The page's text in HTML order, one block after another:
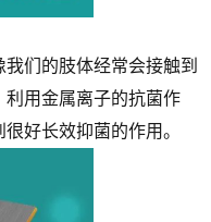
们的肢体经常会接触到
用金属离子的抗菌作
好长效抑菌的作用。